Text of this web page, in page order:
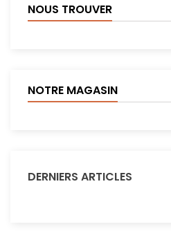
NOUS TROUVER
NOTRE MAGASIN
DERNIERS ARTICLES